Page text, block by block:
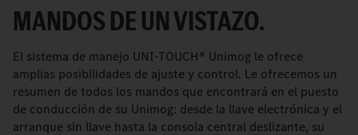
MANDOS DE UN VISTAZO.
El sistema de manejo UNI-TOUCH® Unimog le ofrece
amplias posibilidades de ajuste y control. Le ofrecemos un
resumen de todos los mandos que encontrará en el puesto
de conducción de su Unimog: desde la llave electrónica y el
arranque sin llave hasta la consola central deslizante, su